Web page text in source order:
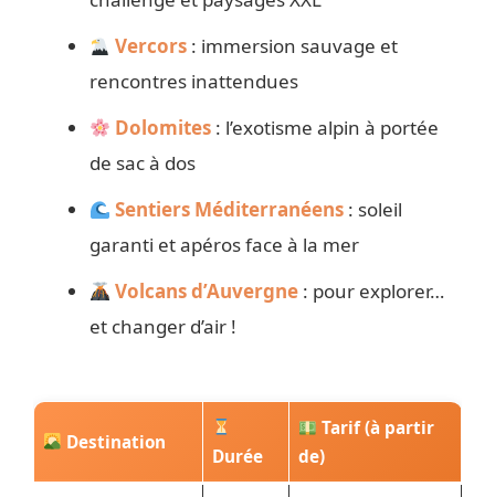
Vercors : immersion sauvage et
rencontres inattendues
Dolomites : l’exotisme alpin à portée
de sac à dos
Sentiers Méditerranéens : soleil
garanti et apéros face à la mer
Volcans d’Auvergne : pour explorer…
et changer d’air !
Destination
Durée
Tarif (à partir
de)